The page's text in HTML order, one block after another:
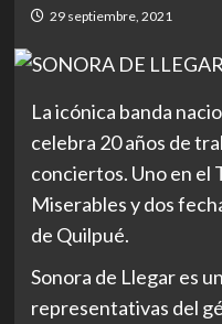
29 septiembre, 2021
La icónica banda
celebra 20 años de
conciertos. Uno en el
Miserablesy dos
de Quilpué.
Sonora de Llegares
representativas del